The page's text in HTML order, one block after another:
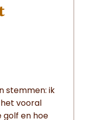
stemmen: ik
vooral
golf en hoe